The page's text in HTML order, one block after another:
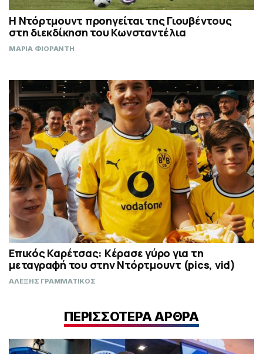
Η Ντόρτμουντ προηγείται της Γιουβέντους
στη διεκδίκηση του Κωνσταντέλια
ΜΑΡΙΑ ΦΙΟΡΑΝΤΗ
Επικός Καρέτσας: Κέρασε γύρο για τη
μεταγραφή του στην Ντόρτμουντ (pics, vid)
ΑΛΕΞΗΣ ΓΡΑΜΜΑΤΙΚΟΣ
ΠΕΡΙΣΣΟΤΕΡΑ ΑΡΘΡΑ